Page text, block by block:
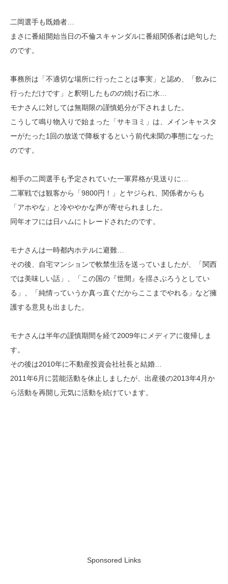
二岡選手も既婚者…
まさに番組開始当日の不倫スキャンダルに番組関係者は絶句した
のです。
事務所は「不適切な場所に行ったことは事実」と認め、「飲みに
行っただけです」と釈明したものの焼け石に水…
モナさんに対しては無期限の謹慎処分が下されました。
こうして鳴り物入りで始まった「サキヨミ」は、メインキャスタ
ーがたった1回の放送で降板するという前代未聞の事態になった
のです。
相手の二岡選手も予定されていた一軍昇格が見送りに…
二軍戦では観客から「9800円！」とヤジられ、関係者からも
「アホやな」と冷ややかな声が寄せられました。
同年オフには日ハムにトレードされたのです。
モナさんは一時都内ホテルに避難…
その後、自宅マンションで軟禁生活を送っていましたが、「関西
では美味しい話」、「この国の『世間』を揺さぶろうとしてい
る」、「純情っていうか真っ直ぐだからここまでやれる」など擁
護する意見も出ました。
モナさんは半年の謹慎期間を経て2009年にメディアに復帰しま
す。
その後は2010年に不動産投資会社社長と結婚…
2011年6月に芸能活動を休止しましたが、出産後の2013年4月か
ら活動を再開し元気に活動を続けています。
Sponsored Links